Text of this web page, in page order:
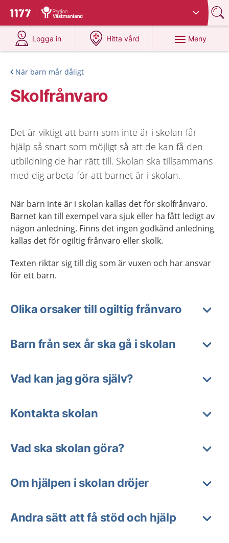
Till startsidan för 1177
Du har valt region
Logga in
på 1177.se
Hitta vård
på 1177.se
Meny
När barn mår dåligt
Skolfrånvaro
Det är viktigt att barn som inte är i skolan får
hjälp så snart som möjligt så att de kan få den
utbildning de har rätt till. Skolan ska tillsammans
med dig arbeta för att barnet är i skolan.
När barn inte är i skolan kallas det för skolfrånvaro.
Barnet kan till exempel vara sjuk eller ha fått ledigt av
någon anledning. Finns det ingen godkänd anledning
kallas det för ogiltig frånvaro eller skolk.
Texten riktar sig till dig som är vuxen och har ansvar
för ett barn.
Olika orsaker till ogiltig frånvaro
Barn från sex år ska gå i skolan
Vad kan jag göra själv?
Kontakta skolan
Vad ska skolan göra?
Om hjälpen i skolan dröjer
Andra sätt att få stöd och hjälp